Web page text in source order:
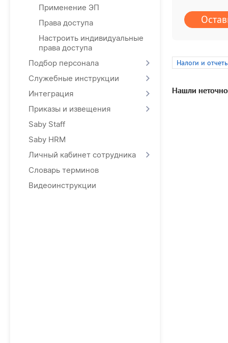
Применение ЭП
Права доступа
Настроить индивидуальные
права доступа
Подбор персонала
Служебные инструкции
Интеграция
Приказы и извещения
Saby Staff
Saby HRM
Личный кабинет сотрудника
Словарь терминов
Видеоинструкции
Налоги и
Нашли